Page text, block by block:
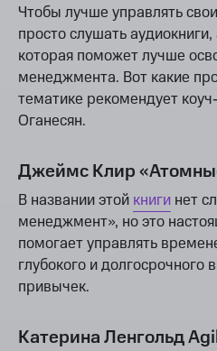
Чтобы лучше управлять
просто слушать
которая поможет лучше
менеджмента. Вот какие
тематике рекомендует
Оганесян.
Джеймс Клир
В названии этой книги нет
менеджмент», но это
помогает управлять
глубокого и
привычек.
Катерина Ленгольд